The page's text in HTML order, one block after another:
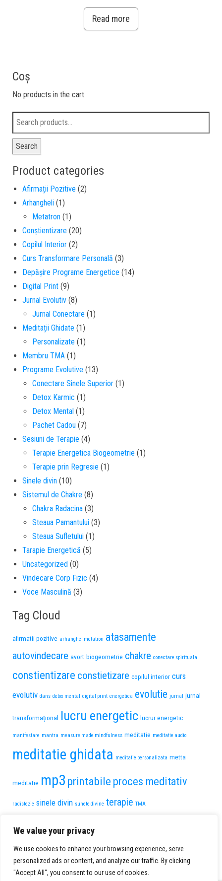
We value your privacy
We use cookies to enhance your browsing experience, serve
personalized ads or content, and analyze our traffic. By clicking
"Accept All", you consent to our use of cookies.
Read more
Coș
No products in the cart.
Search
Product categories
Afirmații Pozitive (2)
Arhangheli (1)
Metatron (1)
Conștientizare (20)
Copilul Interior (2)
Curs Transformare Personală (3)
Depășire Programe Energetice (14)
Digital Print (9)
Jurnal Evolutiv (8)
Jurnal Conectare (1)
Meditații Ghidate (1)
Personalizate (1)
Membru TMA (1)
Programe Evolutive (13)
Conectare Sinele Superior (1)
Detox Karmic (1)
Detox Mental (1)
Pachet Cadou (7)
Sesiuni de Terapie (4)
Terapie Energetica Biogeometrie (1)
Terapie prin Regresie (1)
Sinele divin (10)
Sistemul de Chakre (8)
Chakra Radacina (3)
Steaua Pamantului (3)
Steaua Sufletului (1)
Tarapie Energetică (5)
Uncategorized (0)
Vindecare Corp Fizic (4)
Voce Masculină (3)
Tag Cloud
afirmatii pozitive arhanghel metatron atasamente
autovindecare avort biogeometrie chakre conectare spirituala
constientizare constietizare copilul interior curs
evolutiv dans detox mental digital print energetica evolutie jurnal jurnal
transformațional lucru energetic lucrur energetic
manifestare mantra measure made mindfulness meditatie meditatie audio
meditatie ghidata meditatie personalizata metta
meditatie mp3 printabile proces meditativ
radistezie sinele divin sunete divine terapie TMA
vindecare vindecare interioara voce feminina voce
masculina